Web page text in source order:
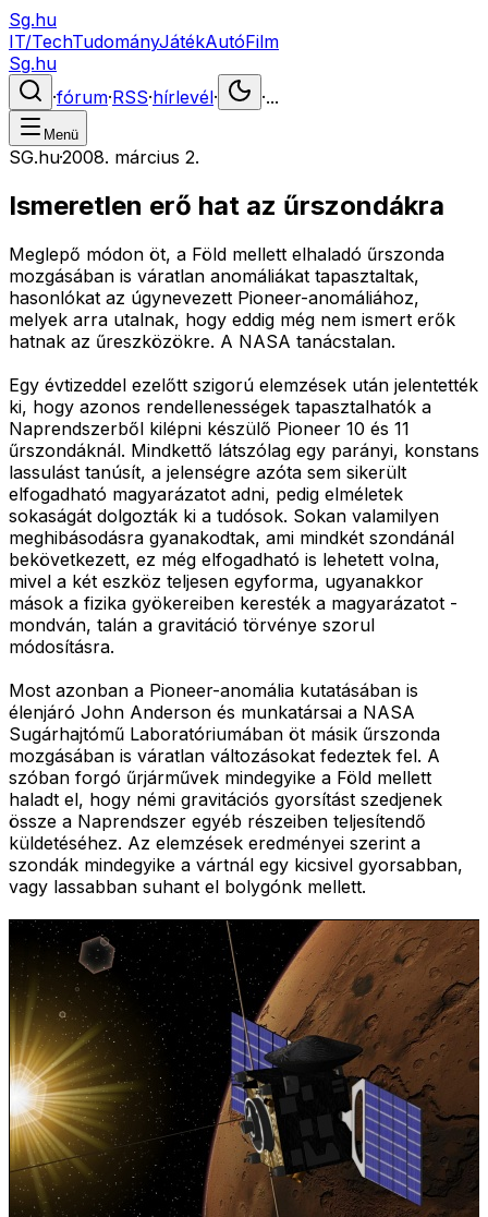
Sg.hu
IT/TechTudományJátékAutóFilm
Sg.hu
·fórum·RSS·hírlevél· ·...
Menü
SG.hu·2008. március 2.
Ismeretlen erő hat az űrszondákra
Meglepő módon öt, a Föld mellett elhaladó űrszonda
mozgásában is váratlan anomáliákat tapasztaltak,
hasonlókat az úgynevezett Pioneer-anomáliához,
melyek arra utalnak, hogy eddig még nem ismert erők
hatnak az űreszközökre. A NASA tanácstalan.
Egy évtizeddel ezelőtt szigorú elemzések után jelentették
ki, hogy azonos rendellenességek tapasztalhatók a
Naprendszerből kilépni készülő Pioneer 10 és 11
űrszondáknál. Mindkettő látszólag egy parányi, konstans
lassulást tanúsít, a jelenségre azóta sem sikerült
elfogadható magyarázatot adni, pedig elméletek
sokaságát dolgozták ki a tudósok. Sokan valamilyen
meghibásodásra gyanakodtak, ami mindkét szondánál
bekövetkezett, ez még elfogadható is lehetett volna,
mivel a két eszköz teljesen egyforma, ugyanakkor
mások a fizika gyökereiben keresték a magyarázatot -
mondván, talán a gravitáció törvénye szorul
módosításra.
Most azonban a Pioneer-anomália kutatásában is
élenjáró John Anderson és munkatársai a NASA
Sugárhajtómű Laboratóriumában öt másik űrszonda
mozgásában is váratlan változásokat fedeztek fel. A
szóban forgó űrjárművek mindegyike a Föld mellett
haladt el, hogy némi gravitációs gyorsítást szedjenek
össze a Naprendszer egyéb részeiben teljesítendő
küldetéséhez. Az elemzések eredményei szerint a
szondák mindegyike a vártnál egy kicsivel gyorsabban,
vagy lassabban suhant el bolygónk mellett.